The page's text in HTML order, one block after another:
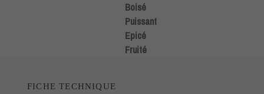
Boisé
Puissant
Epicé
Fruité
FICHE TECHNIQUE